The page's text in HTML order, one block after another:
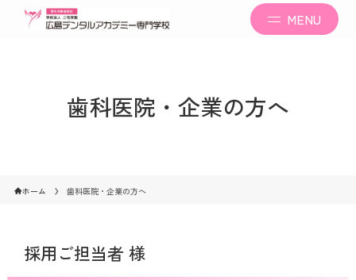
MENU
歯科医院・企業の方へ
ホーム 歯科医院・企業の方へ
採用ご担当者 様